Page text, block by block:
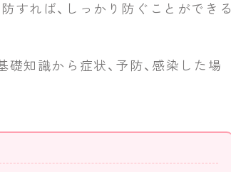
すれば、しっかり防ぐことができる
礎知識から症状、予防、感染した場